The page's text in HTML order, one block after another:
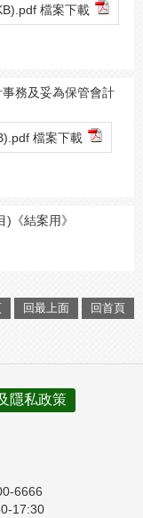
檔案下載
務及妥為保管會計
檔案下載
《結案用》
回最上面 回首頁
隱私政策
6666
17:30